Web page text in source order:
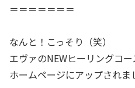
＝＝＝＝＝＝＝
なんと！こっそり（笑）
エヴァのNEWヒーリングコ
ホームページにアップされま